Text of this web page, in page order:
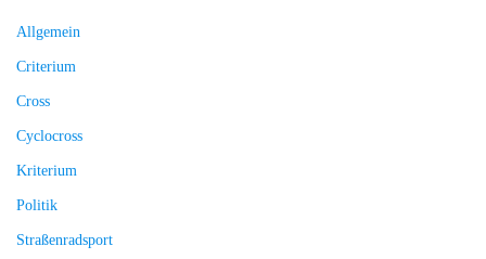
Allgemein
Criterium
Cross
Cyclocross
Kriterium
Politik
Straßenradsport